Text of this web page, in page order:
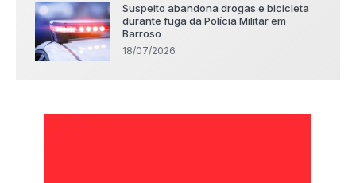
Suspeito abandona drogas e bicicleta
durante fuga da Polícia Militar em
Barroso
18/07/2026